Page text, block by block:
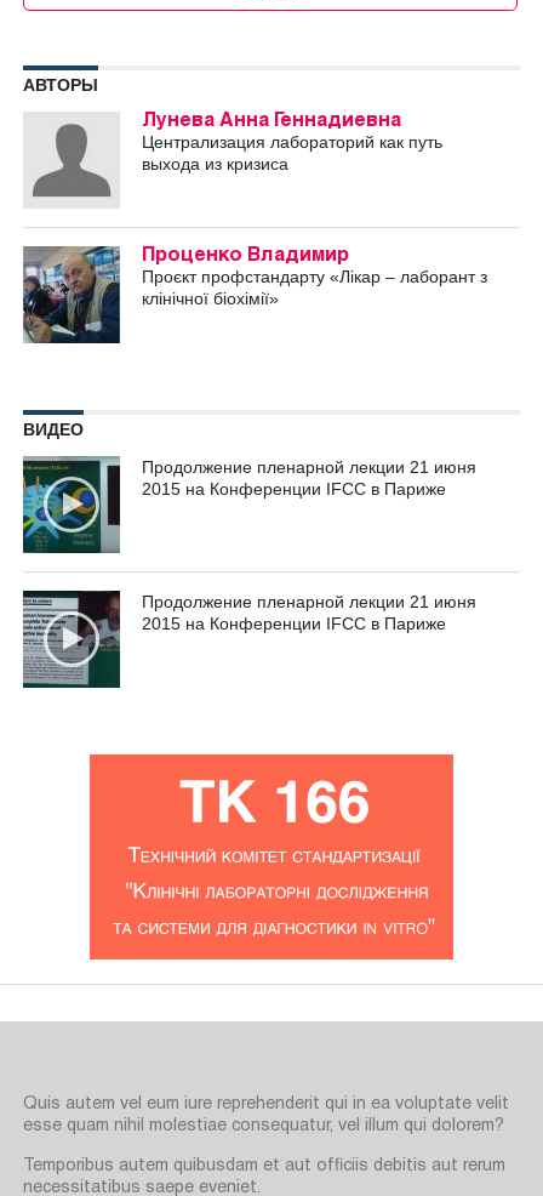
АВТОРЫ
Лунева Анна Геннадиевна
Централизация лабораторий как путь
выхода из кризиса
Проценко Владимир
Проєкт профстандарту «Лікар – лаборант з
клінічної біохімії»
ВИДЕО
Продолжение пленарной лекции 21 июня
2015 на Конференции IFCC в Париже
Продолжение пленарной лекции 21 июня
2015 на Конференции IFCC в Париже
Quis autem vel eum iure reprehenderit qui in ea voluptate velit
esse quam nihil molestiae consequatur, vel illum qui dolorem?
Temporibus autem quibusdam et aut officiis debitis aut rerum
necessitatibus saepe eveniet.